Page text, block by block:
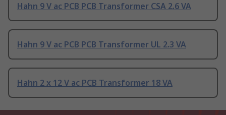
Hahn 9 V ac PCB PCB Transformer CSA 2.6 VA
Hahn 9 V ac PCB PCB Transformer UL 2.3 VA
Hahn 2 x 12 V ac PCB Transformer 18 VA